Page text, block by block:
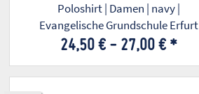
Poloshirt | Damen | navy |
Evangelische Grundschule Erfurt
24,50 € - 27,00 € *